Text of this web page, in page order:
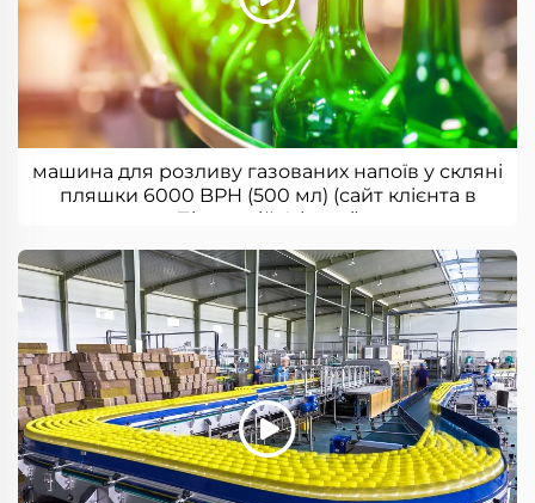
машина для розливу газованих напоїв у скляні
пляшки 6000 BPH (500 мл) (сайт клієнта в
Південній Африці)